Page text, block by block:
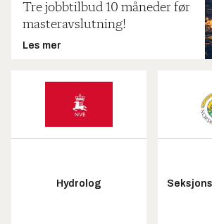
Tre jobbtilbud 10 måneder før
masteravslutning!
Les mer
Hydrolog